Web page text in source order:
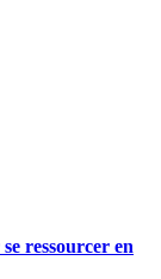
ressourcer en